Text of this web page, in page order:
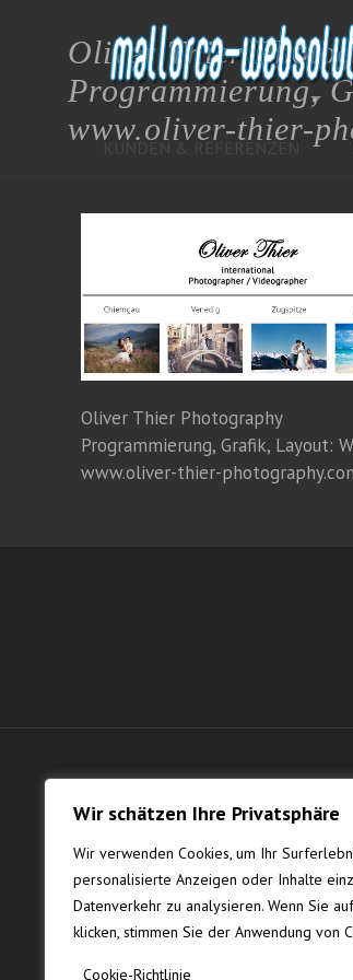
Wir schätzen Ihre Privatsphäre
Wir verwenden Cookies, um Ihr
personalisierte Anzeigen oder Inhalte
Datenverkehr zu analysieren. Wenn Sie
klicken, stimmen Sie der Anwendung von
Cookie-Richtlinie
Oliver Thier
Programmierung,
www.oliver-thier-
Oliver Thier Photography
Programmierung, Grafik, Layout:
www.oliver-thier-